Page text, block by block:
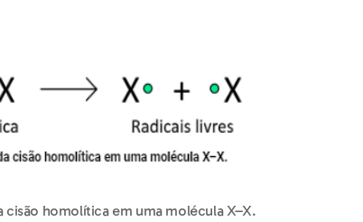
cisão homolítica em uma molécula X–X.